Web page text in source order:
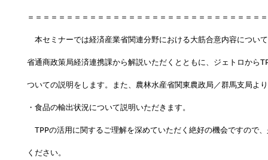
＝＝＝＝＝＝＝＝＝＝＝＝＝＝＝＝＝＝＝＝＝＝＝＝＝＝＝＝＝＝
本セミナーでは経済産業省関連分野における大筋合意内容につい
省通商政策局経済連携課から解説いただくとともに、ジェトロから
ついての説明をします。また、農林水産省関東農政局／群馬支局よ
・食品の輸出状況について説明いただきます。
TPPの活用に関するご理解を深めていただく絶好の機会ですので
ください。